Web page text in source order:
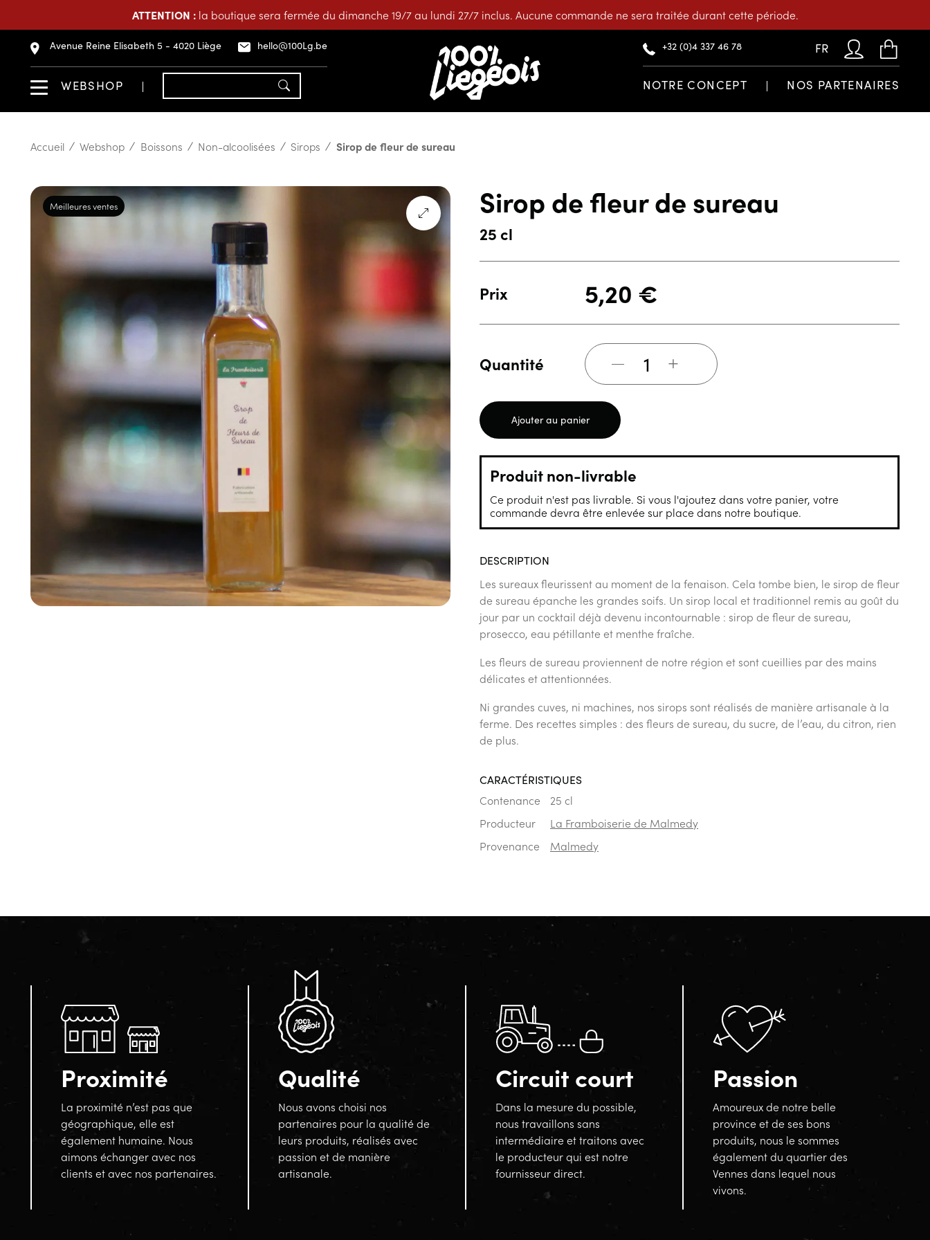
ATTENTION :la boutique sera fermée du dimanche 19/7 au lundi 27/7 inclus. Aucune commande ne sera traitée durant cette période.
Avenue Reine Elisabeth 5 - 4020 Liège hello@100Lg.be
WEBSHOP
+32 (0)4 337 46 78 FR
NOTRE CONCEPT NOS PARTENAIRES
Accueil Webshop Boissons Non-alcoolisées Sirops Sirop de fleur de sureau
Meilleures ventes Sirop de fleur de sureau
25 cl
Prix 5,20 €
Quantité +
Ajouter au panier
Produit non-livrable
Ce produit n'est pas livrable. Si vous l'ajoutez dans votre panier, votre
commande devra être enlevée sur place dans notre boutique.
DESCRIPTION
Les sureaux fleurissent au moment de la fenaison. Cela tombe bien, le sirop de fleur
de sureau épanche les grandes soifs. Un sirop local et traditionnel remis au goût du
jour par un cocktail déjà devenu incontournable : sirop de fleur de sureau,
prosecco, eau pétillante et menthe fraîche.
Les fleurs de sureau proviennent de notre région et sont cueillies par des mains
délicates et attentionnées.
Ni grandes cuves, ni machines, nos sirops sont réalisés de manière artisanale à la
ferme. Des recettes simples : des fleurs de sureau, du sucre, de l’eau, du citron, rien
de plus.
CARACTÉRISTIQUES
Contenance
25 cl
Producteur
La Framboiserie de Malmedy
Provenance
Malmedy
Proximité
La proximité n’est pas que
géographique, elle est
également humaine. Nous
aimons échanger avec nos
clients et avec nos partenaires.
Qualité
Nous avons choisi nos
partenaires pour la qualité de
leurs produits, réalisés avec
passion et de manière
artisanale.
Circuit court
Dans la mesure du possible,
nous travaillons sans
intermédiaire et traitons avec
le producteur qui est notre
fournisseur direct.
Passion
Amoureux de notre belle
province et de ses bons
produits, nous le sommes
également du quartier des
Vennes dans lequel nous
vivons.